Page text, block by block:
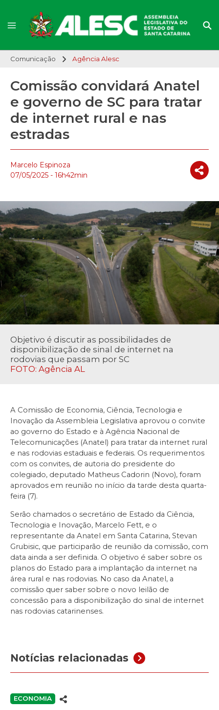
Comunicação Agência Alesc
Comissão convidará Anatel
e governo de SC para tratar
de internet rural e nas
estradas
Marcelo Espinoza
07/05/2025 - 16h42min
Objetivo é discutir as possibilidades de
disponibilização de sinal de internet na
rodovias que passam por SC
FOTO: Agência AL
A Comissão de Economia, Ciência, Tecnologia e
Inovação da Assembleia Legislativa aprovou o convite
ao governo do Estado e à Agência Nacional de
Telecomunicações (Anatel) para tratar da internet rural
e nas rodovias estaduais e federais. Os requerimentos
com os convites, de autoria do presidente do
colegiado, deputado Matheus Cadorin (Novo), foram
aprovados em reunião no início da tarde desta quarta-
feira (7).
Serão chamados o secretário de Estado da Ciência,
Tecnologia e Inovação, Marcelo Fett, e o
representante da Anatel em Santa Catarina, Stevan
Grubisic, que participarão de reunião da comissão, com
data ainda a ser definida. O objetivo é saber sobre os
planos do Estado para a implantação da internet na
área rural e nas rodovias. No caso da Anatel, a
comissão quer saber sobre o novo leilão de
concessão para a disponibilização do sinal de internet
nas rodovias catarinenses.
Notícias relacionadas
ECONOMIA